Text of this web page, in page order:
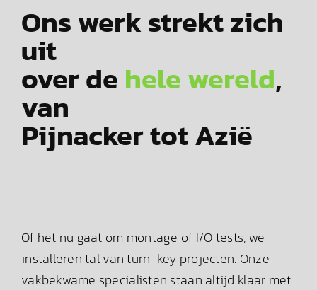
Ons werk strekt zich
uit
overde hele wereld,
van
Pijnacker tot Azië
Of het nu gaat om montage of I/O tests, we
installeren tal van turn-key projecten. Onze
vakbekwame specialisten staan altijd klaar met